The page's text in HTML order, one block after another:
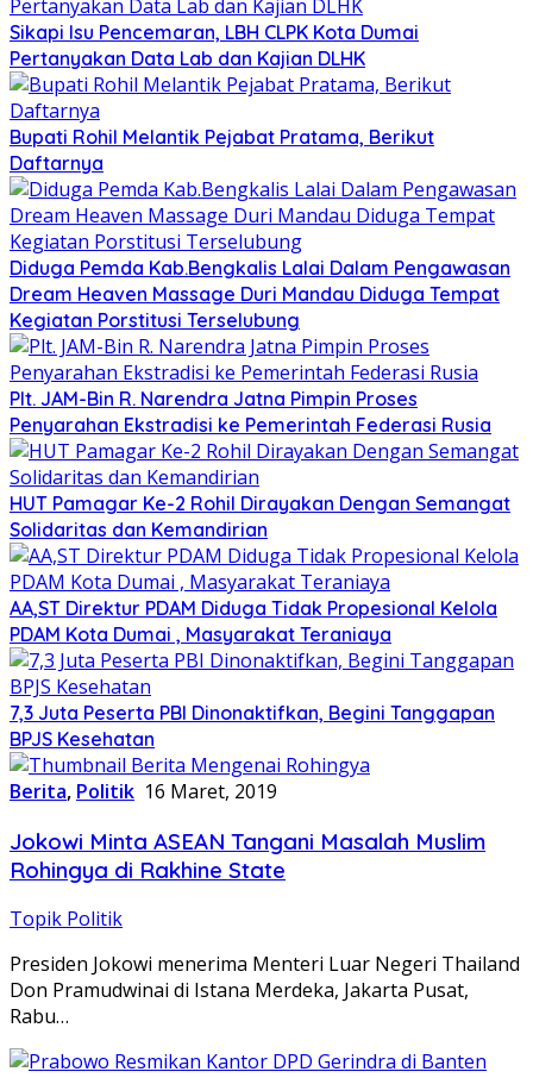
Sikapi Isu Pencemaran, LBH CLPK Kota Dumai
Pertanyakan Data Lab dan Kajian DLHK
Bupati Rohil Melantik Pejabat Pratama, Berikut
Daftarnya
Diduga Pemda Kab.Bengkalis Lalai Dalam Pengawasan
Dream Heaven Massage Duri Mandau Diduga Tempat
Kegiatan Porstitusi Terselubung
Plt. JAM-Bin R. Narendra Jatna Pimpin Proses
Penyarahan Ekstradisi ke Pemerintah Federasi Rusia
HUT Pamagar Ke-2 Rohil Dirayakan Dengan Semangat
Solidaritas dan Kemandirian
AA,ST Direktur PDAM Diduga Tidak Propesional Kelola
PDAM Kota Dumai , Masyarakat Teraniaya
7,3 Juta Peserta PBI Dinonaktifkan, Begini Tanggapan
BPJS Kesehatan
Berita, Politik 16 Maret, 2019
Jokowi Minta ASEAN Tangani Masalah Muslim
Rohingya di Rakhine State
Topik Politik
Presiden Jokowi menerima Menteri Luar Negeri Thailand
Don Pramudwinai di Istana Merdeka, Jakarta Pusat,
Rabu…